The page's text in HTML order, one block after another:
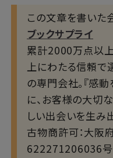
この文章を書いた
ブックサプライ
累計2000万点以
上にわたる信頼で
の専門会社。『感
に、お客様の大切
しい出会いを生み
古物商許可：大阪
622271206036号